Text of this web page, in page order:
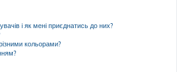
і як мені приєднатись до них?
кольорами?